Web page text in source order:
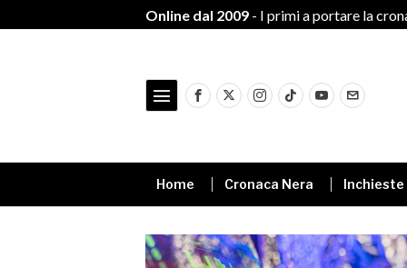
Online dal 2009 - I primi a portare la
Home Cronaca Nera Inchieste